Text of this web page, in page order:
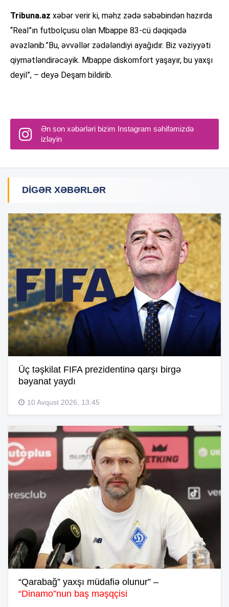
Tribuna.az xəbər verir ki, məhz zədə səbəbindən hazırda
“Real”ın futbolçusu olan Mbappe 83-cü dəqiqədə
əvəzlənib.”Bu, əvvəllər zədələndiyi ayağıdır. Biz vəziyyəti
qiymətləndirəcəyik. Mbappe diskomfort yaşayır, bu yaxşı
deyil”, – deyə Deşam bildirib.
Ən son xəbərləri bizim Instagram səhifəmizdə
izləyin
DIGƏR XƏBƏRLƏR
Üç təşkilat FIFA prezidentinə qarşı birgə
bəyanat yaydı
10 Avqust 2026, 13:45
“Qarabağ” yaxşı müdafiə olunur” –
“Dinamo”nun baş məşqçisi